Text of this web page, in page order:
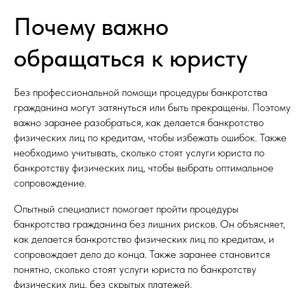
Почему важно
обращаться к юристу
Без профессиональной помощи процедуры банкротства
гражданина могут затянуться или быть прекращены. Поэтому
важно заранее разобраться, как делается банкротство
физических лиц по кредитам, чтобы избежать ошибок. Также
необходимо учитывать, сколько стоят услуги юриста по
банкротству физических лиц, чтобы выбрать оптимальное
сопровождение.
Опытный специалист помогает пройти процедуры
банкротства гражданина без лишних рисков. Он объясняет,
как делается банкротство физических лиц по кредитам, и
сопровождает дело до конца. Также заранее становится
понятно, сколько стоят услуги юриста по банкротству
физических лиц, без скрытых платежей.